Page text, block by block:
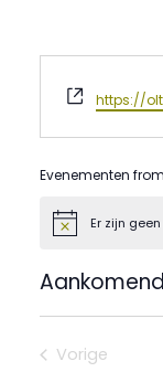
Website
https://
Evenementen
BerichtEr zijn
datum.
Vorige